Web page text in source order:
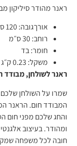
ראנר מהודר סיליקון מבודד
אורךגובה:120 ס״מ
רוחב:30 ס״מ
חומר:בד
משקל: 0.23 ק״ג
ראנר לשולחן, מבודד
שמרו על השולחן
המבודד חום. הראנר
והחג שלכם מפני חום
ומהודר. בעיצוב
חובה לכל משפחה